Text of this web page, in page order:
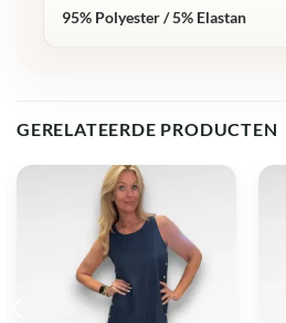
95% Polyester / 5% Elastan
GERELATEERDE PRODUCTEN